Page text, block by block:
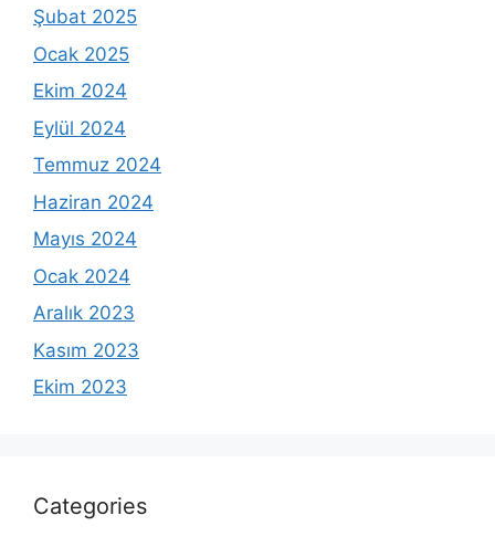
Şubat 2025
Ocak 2025
Ekim 2024
Eylül 2024
Temmuz 2024
Haziran 2024
Mayıs 2024
Ocak 2024
Aralık 2023
Kasım 2023
Ekim 2023
Categories